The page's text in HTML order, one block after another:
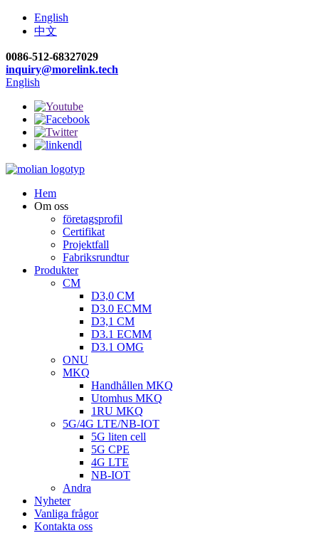
English
中文
0086-512-68327029
inquiry@morelink.tech
English
Hem
Om oss
företagsprofil
Certifikat
Projektfall
Fabriksrundtur
Produkter
CM
D3,0 CM
D3.0 ECMM
D3,1 CM
D3.1 ECMM
D3.1 OMG
ONU
MKQ
Handhållen MKQ
Utomhus MKQ
1RU MKQ
5G/4G LTE/NB-IOT
5G liten cell
5G CPE
4G LTE
NB-IOT
Andra
Nyheter
Vanliga frågor
Kontakta oss